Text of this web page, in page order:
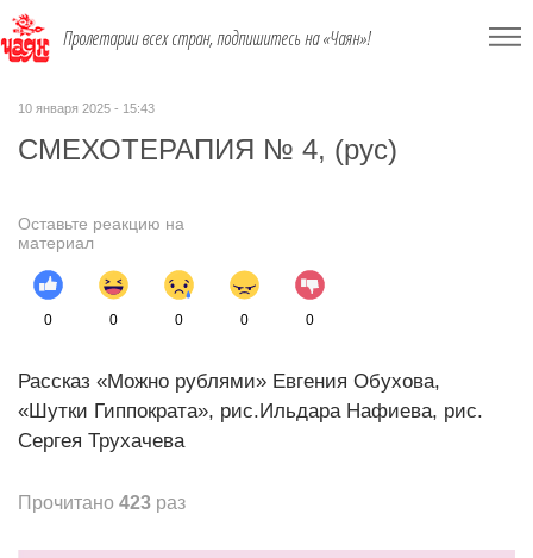
Пролетарии всех стран, подпишитесь на «Чаян»!
10 января 2025 - 15:43
СМЕХОТЕРАПИЯ № 4, (рус)
Оставьте реакцию на
материал
0 0 0 0 0
Рассказ «Можно рублями» Евгения Обухова,
«Шутки Гиппократа», рис.Ильдара Нафиева, рис.
Сергея Трухачева
Прочитано 423 раз